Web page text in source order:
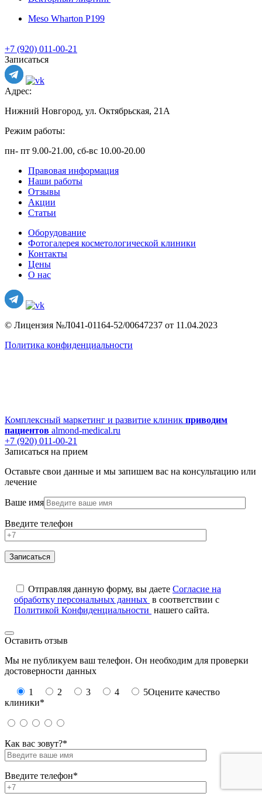
Meso Wharton P199
+7 (920) 011-00-21
Записаться
Адрес:
Нижний Новгород, ул. Октябрьская, 21А
Режим работы:
пн- пт 9.00-21.00, сб-вс 10.00-20.00
Правовая информация
Наши работы
Отзывы
Акции
Статьи
Оборудование
Фотогалерея косметологической клиники
Контакты
Цены
О нас
© Лицензия №Л041-01164-52/00647237 от 11.04.2023
Политика конфиденциальности
Комплексный маркетинг и развитие клиник приводим
пациентов almond-medical.ru
+7 (920) 011-00-21
Записаться на прием
Оставьте свои данные и мы запишем вас на консультацию или
лечение
Ваше имя
Введите телефон
Отправляя данную форму, вы даете Согласие на
обработку персональных данных в соответствии с
Политикой Конфиденциальности нашего сайта.
Оставить отзыв
Мы не публикуем ваш телефон. Он необходим для проверки
достоверности данных
1 2 3 4 5Оцените качество
клиники*
Как вас зовут?*
Введите телефон*